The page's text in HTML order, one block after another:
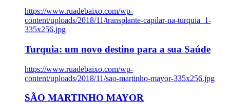
https://www.ruadebaixo.com/wp-
content/uploads/2018/11/transplante-capilar-na-turquia_1-
335x256.jpg
Turquia: um novo destino para a sua Saúde
https://www.ruadebaixo.com/wp-
content/uploads/2018/11/sao-martinho-mayor-335x256.jpg
SÃO MARTINHO MAYOR